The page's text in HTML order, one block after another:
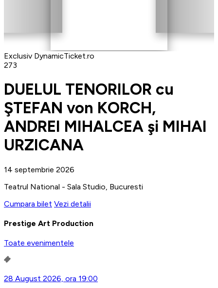
Exclusiv DynamicTicket.ro
273
DUELUL TENORILOR cu
ŞTEFAN von KORCH,
ANDREI MIHALCEA şi MIHAI
URZICANA
14 septembrie 2026
Teatrul National - Sala Studio, Bucuresti
Cumpara bilet Vezi detalii
Prestige Art Production
Toate evenimentele
28 August 2026, ora 19:00